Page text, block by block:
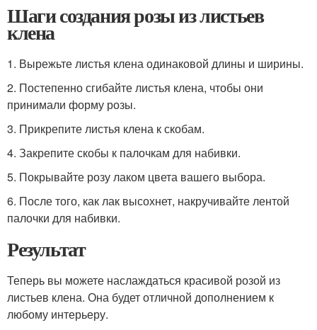
Шаги создания розы из листьев
клена
1. Вырежьте листья клена одинаковой длины и ширины.
2. Постепенно сгибайте листья клена, чтобы они
принимали форму розы.
3. Прикрепите листья клена к скобам.
4. Закрепите скобы к палочкам для набивки.
5. Покрывайте розу лаком цвета вашего выбора.
6. После того, как лак высохнет, накручивайте лентой
палочки для набивки.
Результат
Теперь вы можете наслаждаться красивой розой из
листьев клена. Она будет отличной дополнением к
любому интерьеру.